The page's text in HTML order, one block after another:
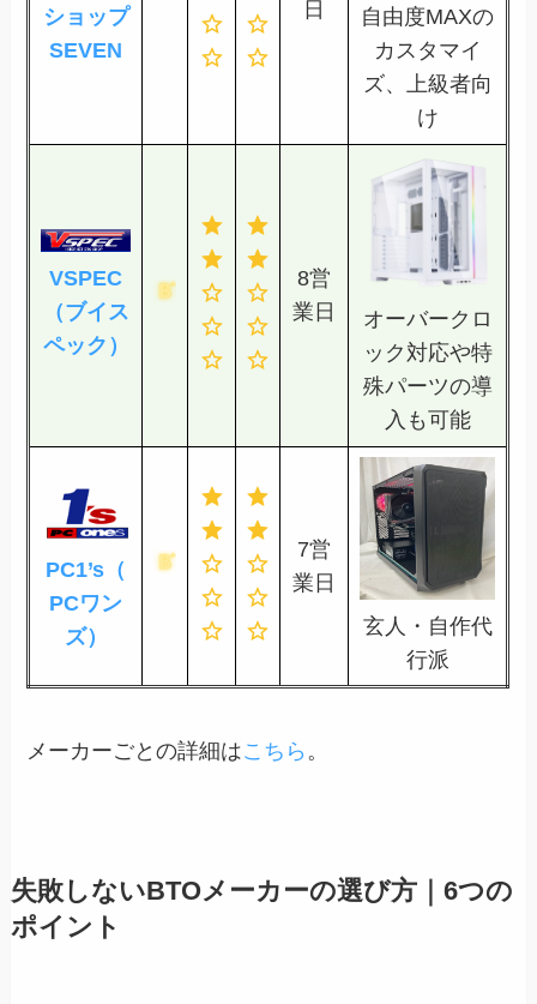
ショップ
SEVEN
日
自由度MAXの
カスタマイ
ズ、上級者向
け
VSPEC
（ブイス
ペック）
8営
業日
オーバークロ
ック対応や特
殊パーツの導
入も可能
PC1’s（
PCワン
ズ）
7営
業日
玄人・自作代
行派
メーカーごとの詳細はこちら 。
失敗しないBTOメーカーの選び方｜6つの
ポイント